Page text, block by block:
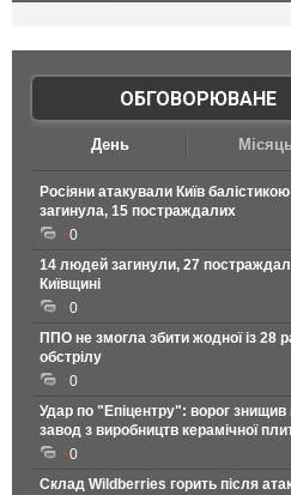
ОБГОВОРЮВАНЕ|
День
Росіяни атакували Київ
загинула, 15 постраждалих
0
14 людей загинули, 27
Київщині
0
ППО не змогла збити жодної із 28
обстрілу
0
Удар по "Епіцентру": ворог знищив
завод з виробництв керамічної
0
Склад Wildberries горить після